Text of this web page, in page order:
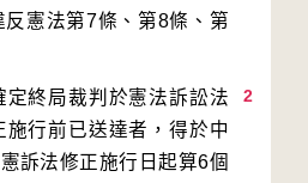
憲法第7條、第8條、第
2
定終局裁判於憲法訴訟法
施行前已送達者，得於中
訴法修正施行日起算6個